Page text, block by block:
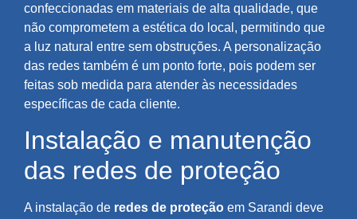
confeccionadas em materiais de alta qualidade, que
não comprometem a estética do local, permitindo que
a luz natural entre sem obstruções. A personalização
das redes também é um ponto forte, pois podem ser
feitas sob medida para atender às necessidades
específicas de cada cliente.
Instalação e manutenção
das redes de proteção
A instalação de redes de proteção em Sarandi deve